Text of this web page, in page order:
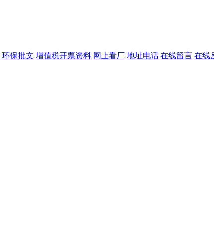
环保批文 增值税开票资料 网上看厂 地址电话 在线留言 在线